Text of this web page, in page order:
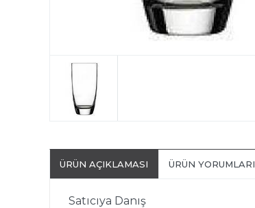
ÜRÜN AÇIKLAMASI ÜRÜN YORUMLARI
Satıcıya Danış